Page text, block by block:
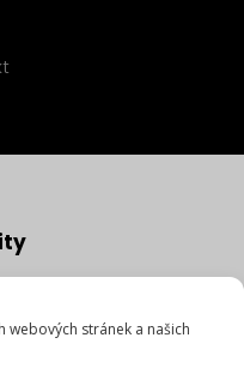
webových stránek a našich